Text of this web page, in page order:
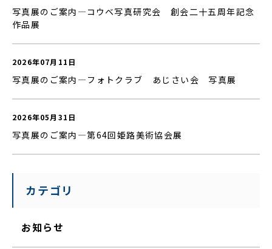
写真展のご案内—コウベ写真研究会 創会二十五周年記念
作品展
2026年07月11日
写真展のご案内—フォトクラブ あじさい会 写真展
2026年05月31日
写真展のご案内—第64回姫路美術協会展
カテゴリ
お知らせ